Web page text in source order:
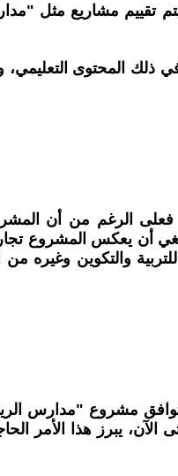
يتم تقييم مشاريع
المحتوى التعليمي،
الرغم من أن
أن يعكس المشروع
والتكوين وغيره من
(2015-2030)، يطرح سؤال
حتى الآن، يبرز هذا